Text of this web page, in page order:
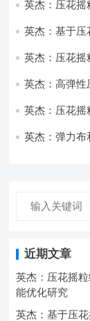
英杰：压花摇
英杰：基于压
英杰：压花摇
英杰：高弹性
英杰：压花摇
英杰：弹力布
近期文章
英杰：压花摇
能优化研究
英杰：基于压